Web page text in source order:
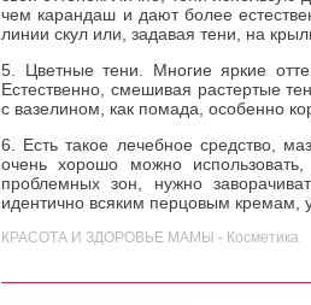
чем карандаш и дают более
линии скул или, задавая тени, на
5. Цветные тени. Многие яркие
Естественно, смешивая растертые
с вазелином, как помада, особенно
6. Есть такое лечебное средство,
очень хорошо можно
проблемных зон, нужно
идентично всяким перцовым кремам,
КРАСОТА И ЗДОРОВЬЕ МАМЫ - Косметика